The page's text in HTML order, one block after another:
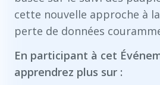
cette nouvelle approche à
perte de données
En participant à cet
apprendrez plus sur :